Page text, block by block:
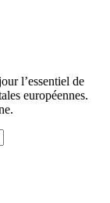
l’essentiel de
européennes.